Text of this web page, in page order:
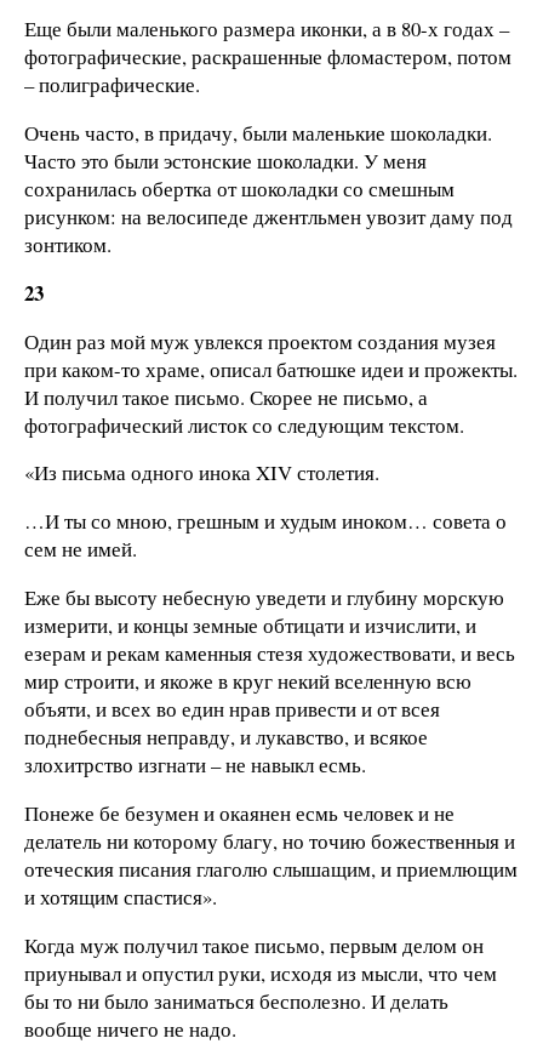
Еще были маленького размера иконки, а в 80-х годах –
фотографические, раскрашенные фломастером, потом
– полиграфические.
Очень часто, в придачу, были маленькие шоколадки.
Часто это были эстонские шоколадки. У меня
сохранилась обертка от шоколадки со смешным
рисунком: на велосипеде джентльмен увозит даму под
зонтиком.
23
Один раз мой муж увлекся проектом создания музея
при каком-то храме, описал батюшке идеи и прожекты.
И получил такое письмо. Скорее не письмо, а
фотографический листок со следующим текстом.
«Из письма одного инока XIV столетия.
…И ты со мною, грешным и худым иноком… совета о
сем не имей.
Еже бы высоту небесную уведети и глубину морскую
измерити, и концы земные обтицати и изчислити, и
езерам и рекам каменныя стезя художествовати, и весь
мир строити, и якоже в круг некий вселенную всю
объяти, и всех во един нрав привести и от всея
поднебесныя неправду, и лукавство, и всякое
злохитрство изгнати – не навыкл есмь.
Понеже бе безумен и окаянен есмь человек и не
делатель ни которому благу, но точию божественныя и
отеческия писания глаголю слышащим, и приемлющим
и хотящим спастися».
Когда муж получил такое письмо, первым делом он
приунывал и опустил руки, исходя из мысли, что чем
бы то ни было заниматься бесполезно. И делать
вообще ничего не надо.